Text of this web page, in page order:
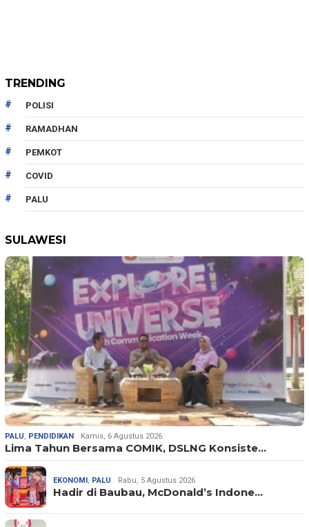
TRENDING
POLISI
RAMADHAN
PEMKOT
COVID
PALU
SULAWESI
PALU, PENDIDIKAN Kamis, 6 Agustus 2026
Lima Tahun Bersama COMIK, DSLNG Konsiste…
EKONOMI, PALU Rabu, 5 Agustus 2026
Hadir di Baubau, McDonald’s Indone…